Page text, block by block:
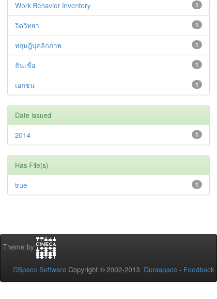
1
Work Behavior Inventory
1
จิตวิทยา
1
ทฤษฎีบุคลิกภาพ
1
สินเชื่อ
1
เอกชน
Date issued
1
2014
Has File(s)
1
true
Theme by
DSpace Software Copyright © 2002-2013 Duraspace - Feedback